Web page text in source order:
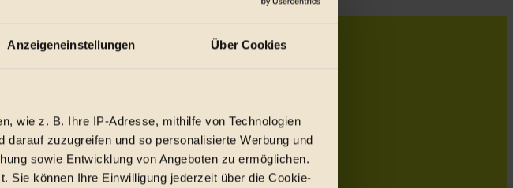
Anzeigeneinstellungen Über Cookies
wie z. B. Ihre IP-Adresse, mithilfe von Technologien
zuzugreifen und so personalisierte Werbung und
sowie Entwicklung von Angeboten zu ermöglichen.
Sie können Ihre Einwilligung jederzeit über die Cookie-